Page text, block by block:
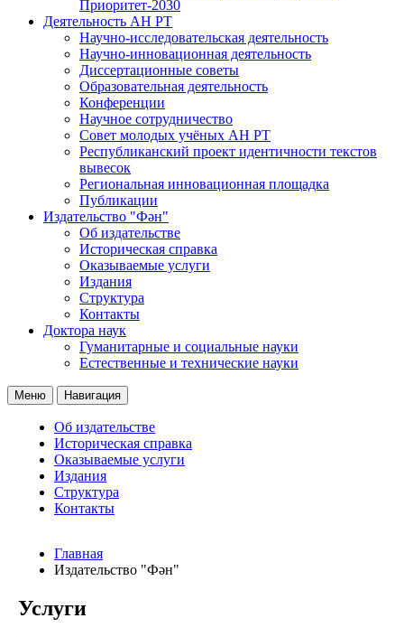
Приоритет-2030
Деятельность АН РТ
Научно-исследовательская деятельность
Научно-инновационная деятельность
Диссертационные советы
Образовательная деятельность
Конференции
Научное сотрудничество
Совет молодых учёных АН РТ
Республиканский проект идентичности текстов
вывесок
Региональная инновационная площадка
Публикации
Издательство "Фән"
Об издательстве
Историческая справка
Оказываемые услуги
Издания
Структура
Контакты
Доктора наук
Гуманитарные и социальные науки
Естественные и технические науки
Меню Навигация
Об издательстве
Историческая справка
Оказываемые услуги
Издания
Структура
Контакты
Главная
Издательство "Фән"
Услуги